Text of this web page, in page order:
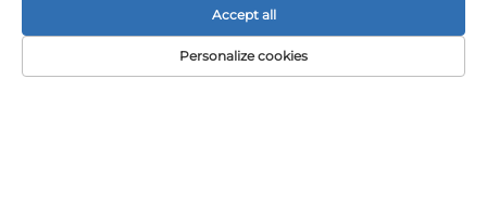
Personalize cookies
Accept all